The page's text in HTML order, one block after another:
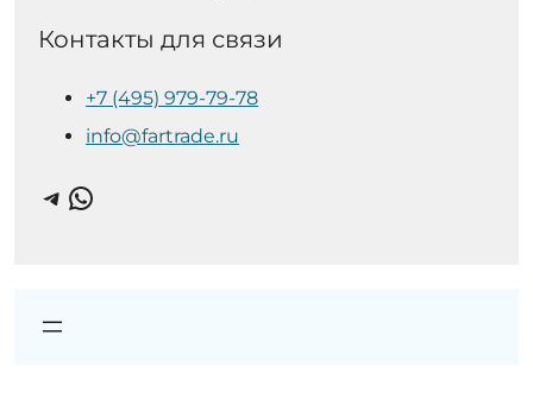
Контакты для связи
+7 (495) 979-79-78
info@fartrade.ru
Telegram WhatsApp